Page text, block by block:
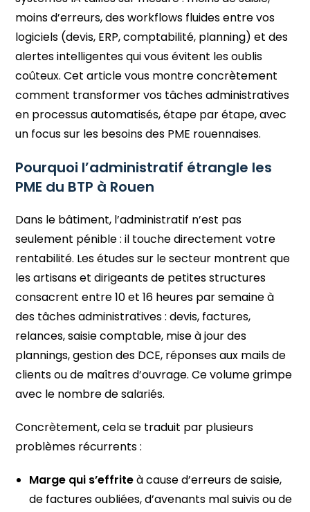
moins d’erreurs, des workflows fluides entre vos
logiciels (devis, ERP, comptabilité, planning) et des
alertes intelligentes qui vous évitent les oublis
coûteux. Cet article vous montre concrètement
comment transformer vos tâches administratives
en processus automatisés, étape par étape, avec
un focus sur les besoins des PME rouennaises.
Pourquoi l’administratif étrangle les
PME du BTP à Rouen
Dans le bâtiment, l’administratif n’est pas
seulement pénible : il touche directement votre
rentabilité. Les études sur le secteur montrent que
les artisans et dirigeants de petites structures
consacrent entre 10 et 16 heures par semaine à
des tâches administratives : devis, factures,
relances, saisie comptable, mise à jour des
plannings, gestion des DCE, réponses aux mails de
clients ou de maîtres d’ouvrage. Ce volume grimpe
avec le nombre de salariés.
Concrètement, cela se traduit par plusieurs
problèmes récurrents :
Marge qui s’effriteà cause d’erreurs de saisie,
de factures oubliées, d’avenants mal suivis ou de